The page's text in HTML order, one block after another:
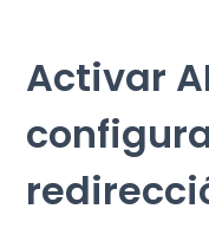
Activar